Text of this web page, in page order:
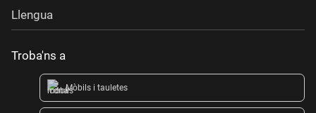
Llengua
Troba'ns a
Mòbils i tauletes